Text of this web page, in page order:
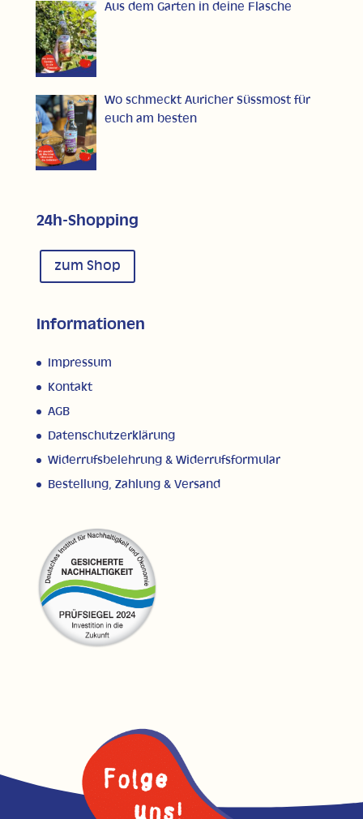
Aus dem Garten in deine Flasche
Wo schmeckt Auricher Süssmost für
euch am besten
24h-Shopping
zum Shop
Informationen
Impressum
Kontakt
AGB
Datenschutzerklärung
Widerrufsbelehrung & Widerrufsformular
Bestellung, Zahlung & Versand